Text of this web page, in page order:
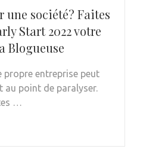
une société? Faites
Start 2022 votre
Blogueuse
propre entreprise peut
au point de paralyser.
…